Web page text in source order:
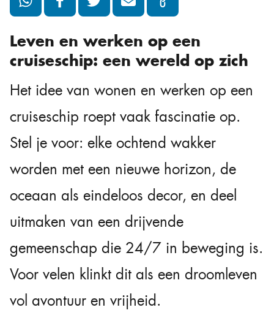
Leven en werken op een
cruiseschip: een wereld op zich
Het idee van wonen en werken op een
cruiseschip roept vaak fascinatie op.
Stel je voor: elke ochtend wakker
worden met een nieuwe horizon, de
oceaan als eindeloos decor, en deel
uitmaken van een drijvende
gemeenschap die 24/7 in beweging is.
Voor velen klinkt dit als een droomleven
vol avontuur en vrijheid.